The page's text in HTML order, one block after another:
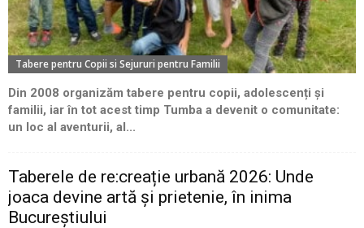
Tabere pentru Copii si Sejururi pentru Familii
Din 2008 organizăm tabere pentru copii, adolescenți și
familii, iar în tot acest timp Tumba a devenit o comunitate:
un loc al aventurii, al...
Taberele de re:creație urbană 2026: Unde
joaca devine artă și prietenie, în inima
Bucureștiului